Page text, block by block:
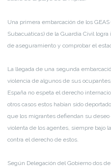
Una primera embarcación de los
Subacuáticas) de la Guardia Civil
de aseguramiento y comprobar el
La llegada de una segunda
violencia de algunos de sus
España no espeta el derecho
otros casos estos habían sido
que los migrantes defiendan su deseo
violenta de los agentes, siempre bajo
contra el derecho de estos.
Según Delegación del Gobierno dos